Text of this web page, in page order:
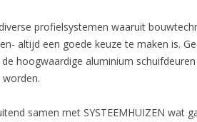
ALUMINIUM
KUNSTSTOF RAMEN
profielsystemen waaruit
altijd een goede keuze te maken is.
hoogwaardige aluminium
worden.
samen met SYSTEEMHUIZEN wat